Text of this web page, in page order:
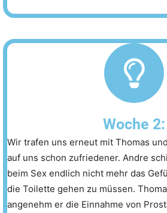
Woche 2:
Wir trafen uns erneut mit Thomas
auf uns schon zufriedener. Andre
beim Sex endlich nicht mehr das
die Toilette gehen zu müssen.
angenehm er die Einnahme von